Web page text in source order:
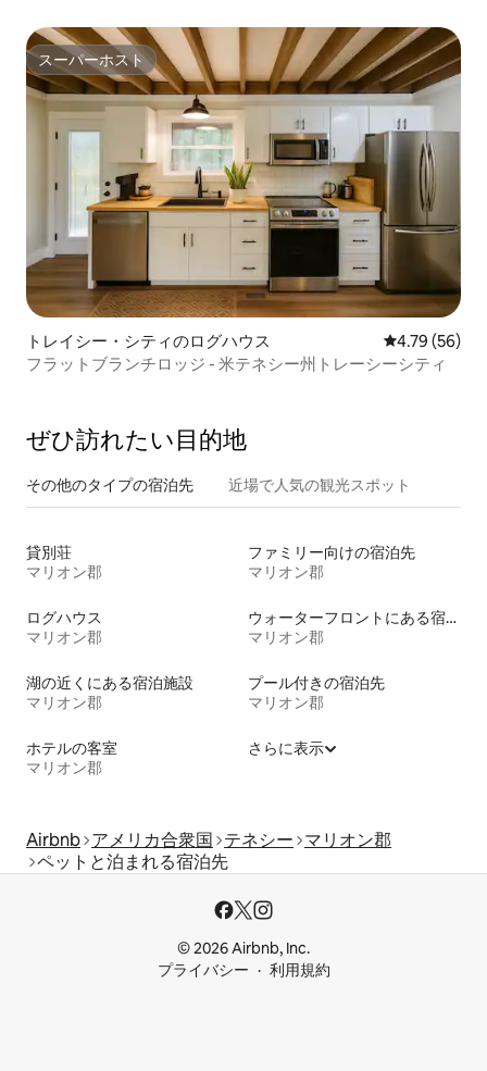
スーパーホスト
スーパーホスト
トレイシー・シティのログハウス レビュー56
4.79 (56)
フラットブランチロッジ - 米テネシー州トレーシーシティ
ぜひ訪⁠れ⁠た⁠い目⁠的⁠地
その他のタ⁠イ⁠プ⁠の宿⁠泊⁠先 近場で人気の観光スポット
貸別荘
マリオン郡
ファミリー向けの宿泊先
マリオン郡
ログハウス
マリオン郡
ウォーターフロントにある宿泊施設
マリオン郡
湖の近くにある宿泊施設
マリオン郡
プール付きの宿泊先
マリオン郡
ホテルの客室
マリオン郡
さらに表示
Airbnb アメリカ合衆国 テネシー マリオン郡
ペットと泊まれる宿泊先
© 2026 Airbnb, Inc.
プライバシー
利用規約